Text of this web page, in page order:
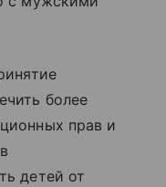
более
прав и
детей от